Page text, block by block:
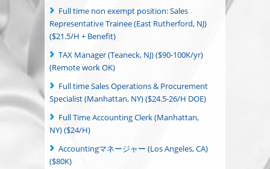
Full time non exempt position: Sales
Representative Trainee (East Rutherford, NJ)
($21.5/H + Benefit)
TAX Manager (Teaneck, NJ) ($90-100K/yr)
(Remote work OK)
Full time Sales Operations & Procurement
Specialist (Manhattan, NY) ($24.5-26/H DOE)
Full Time Accounting Clerk (Manhattan,
NY) ($24/H)
Accountingマネージャー (Los Angeles, CA)
($80K)